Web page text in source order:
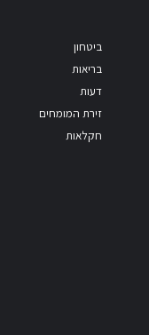
ביטחון
בריאות
דעות
זירת המומחים
חקלאות